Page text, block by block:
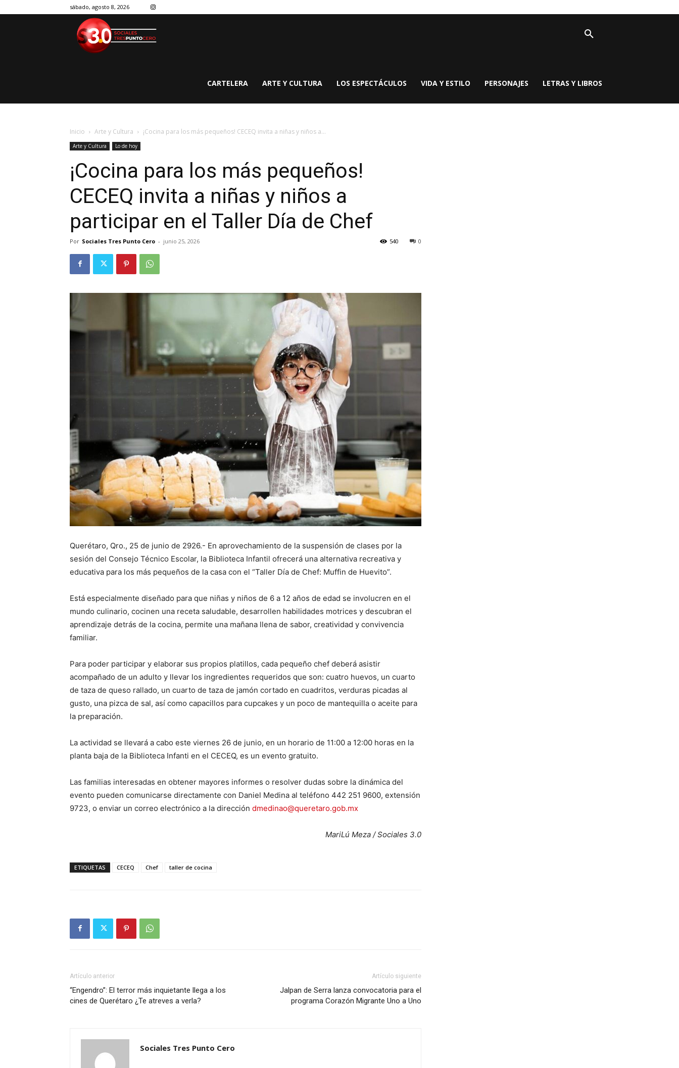
sábado, agosto 8, 2026
CARTELERA ARTE Y CULTURA LOS ESPECTÁCULOS VIDA Y ESTILO PERSONAJES LETRAS Y LIBROS
Inicio Arte y Cultura ¡Cocina para los más pequeños! CECEQ invita a niñas y niños a...
Arte y Cultura Lo de hoy
¡Cocina para los más pequeños!
CECEQ invita a niñas y niños a
participar en el Taller Día de Chef
Por Sociales Tres Punto Cero - junio 25, 2026 0
540
Querétaro, Qro., 25 de junio de 2926.- En aprovechamiento de la suspensión de clases por la
sesión del Consejo Técnico Escolar, la Biblioteca Infantil ofrecerá una alternativa recreativa y
educativa para los más pequeños de la casa con el “Taller Día de Chef: Muffin de Huevito”.
Está especialmente diseñado para que niñas y niños de 6 a 12 años de edad se involucren en el
mundo culinario, cocinen una receta saludable, desarrollen habilidades motrices y descubran el
aprendizaje detrás de la cocina, permite una mañana llena de sabor, creatividad y convivencia
familiar.
Para poder participar y elaborar sus propios platillos, cada pequeño chef deberá asistir
acompañado de un adulto y llevar los ingredientes requeridos que son: cuatro huevos, un cuarto
de taza de queso rallado, un cuarto de taza de jamón cortado en cuadritos, verduras picadas al
gusto, una pizca de sal, así como capacillos para cupcakes y un poco de mantequilla o aceite para
la preparación.
La actividad se llevará a cabo este viernes 26 de junio, en un horario de 11:00 a 12:00 horas en la
planta baja de la Biblioteca Infanti en el CECEQ, es un evento gratuito.
Las familias interesadas en obtener mayores informes o resolver dudas sobre la dinámica del
evento pueden comunicarse directamente con Daniel Medina al teléfono 442 251 9600, extensión
9723, o enviar un correo electrónico a la dirección dmedinao@queretaro.gob.mx
MariLú Meza / Sociales 3.0
ETIQUETAS CECEQ Chef taller de cocina
Artículo anterior
“Engendro”: El terror más inquietante llega a los
cines de Querétaro ¿Te atreves a verla?
Artículo siguiente
Jalpan de Serra lanza convocatoria para el
programa Corazón Migrante Uno a Uno
Sociales Tres Punto Cero